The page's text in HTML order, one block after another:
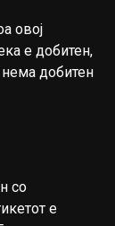
овој
е добитен,
нема добитен
со
е